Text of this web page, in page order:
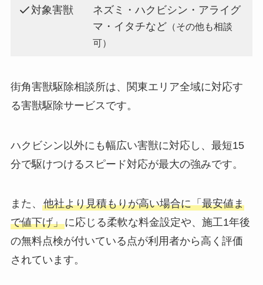
対象害獣
ネズミ・ハクビシン・アライグ
マ・イタチなど （その他も相談
可）
街角害獣駆除相談所は、関東エリア全域に対応す
る害獣駆除サービスです。
ハクビシン以外にも幅広い害獣に対応し、最短15
分で駆けつけるスピード対応が最大の強みです。
また、 他社より見積もりが高い場合に「最安値ま
で値下げ」に応じる柔軟な料金設定や、施工1年後
の無料点検が付いている点が利用者から高く評価
されています。